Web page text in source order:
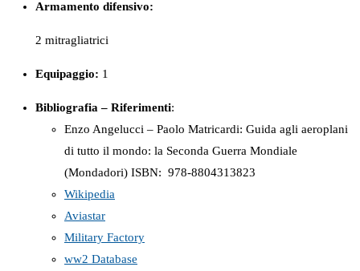
Armamento difensivo:
2 mitragliatrici
Equipaggio: 1
Bibliografia – Riferimenti:
Enzo Angelucci – Paolo Matricardi: Guida agli aeroplani
di tutto il mondo: la Seconda Guerra Mondiale
(Mondadori) ISBN: ‎ 978-8804313823
Wikipedia
Aviastar
Military Factory
ww2 Database